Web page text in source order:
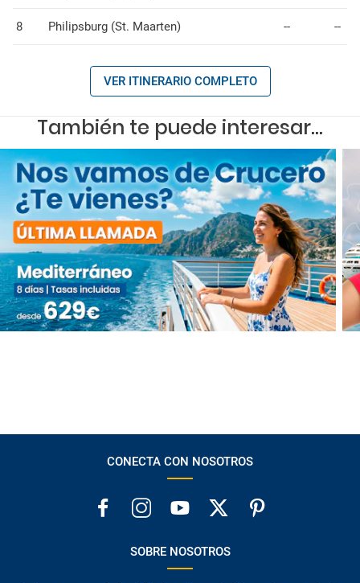
8 Philipsburg (St. Maarten) -- --
VER ITINERARIO COMPLETO
También te puede interesar...
CONECTA CON NOSOTROS
SOBRE NOSOTROS